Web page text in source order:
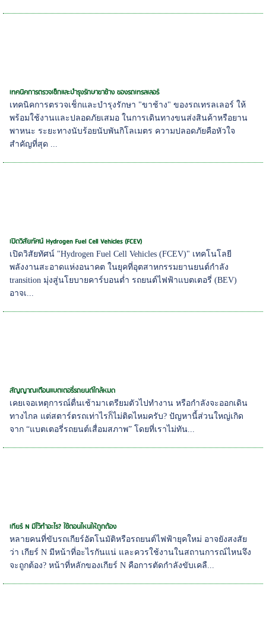
เทคนิคการตรวจเช็กและบำรุงรักษาขาช้าง ของรถเทรลเลอร์
เทคนิคการตรวจเช็กและบำรุงรักษา "ขาช้าง" ของรถเทรลเลอร์ ให้
พร้อมใช้งานและปลอดภัยเสมอ ในการเดินทางขนส่งสินค้าหรือยาน
พาหนะ ระยะทางนับร้อยนับพันกิโลเมตร ความปลอดภัยคือหัวใจ
สำคัญที่สุด ...
เปิดวิสัยทัศน์ Hydrogen Fuel Cell Vehicles (FCEV)
เปิดวิสัยทัศน์ "Hydrogen Fuel Cell Vehicles (FCEV)" เทคโนโลยี
พลังงานสะอาดแห่งอนาคต ในยุคที่อุตสาหกรรมยานยนต์กำลัง
transition มุ่งสู่นโยบายคาร์บอนต่ำ รถยนต์ไฟฟ้าแบตเตอรี่ (BEV)
อาจเ...
สัญญาณเตือนแบตเตอรี่รถยนต์ใกล้หมด
เคยเจอเหตุการณ์ตื่นเช้ามาเตรียมตัวไปทำงาน หรือกำลังจะออกเดิน
ทางไกล แต่สตาร์ตรถเท่าไรก็ไม่ติดไหมครับ? ปัญหานี้ส่วนใหญ่เกิด
จาก “แบตเตอรี่รถยนต์เสื่อมสภาพ” โดยที่เราไม่ทัน...
เกียร์ N มีไว้ทำอะไร? ใช้ตอนไหนให้ถูกต้อง
หลายคนที่ขับรถเกียร์อัตโนมัติหรือรถยนต์ไฟฟ้ายุคใหม่ อาจยังสงสัย
ว่า เกียร์ N มีหน้าที่อะไรกันแน่ และควรใช้งานในสถานการณ์ไหนจึง
จะถูกต้อง? หน้าที่หลักของเกียร์ N คือการตัดกำลังขับเคลื...